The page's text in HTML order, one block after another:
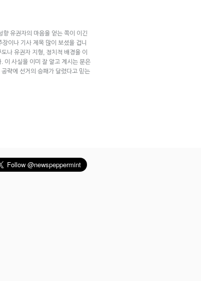
향 유권자의 마음을 얻는 쪽이 이긴
이나 기사 제목 많이 보셨을 겁니
나 유권자 지형, 정치적 배경을 이
이 사실을 이미 잘 알고 계시는 분은
략에 선거의 승패가 달렸다고 믿는